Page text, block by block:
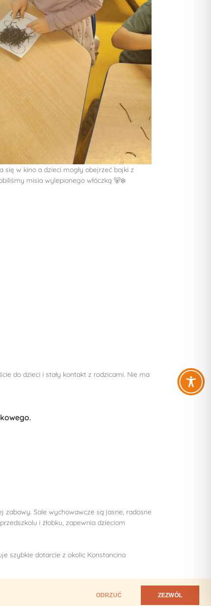
ODRZUĆ ZEZWÓL
się w kino a dzieci mogły obejrzeć bajki z
misia wylepionego włóczką 🐻‍❄️
do dzieci i stały kontakt z rodzicami. Nie ma
Sale wychowawcze są jasne, radosne
i żłobku, zapewnia dzieciom
szybkie dotarcie z okolic Konstancina